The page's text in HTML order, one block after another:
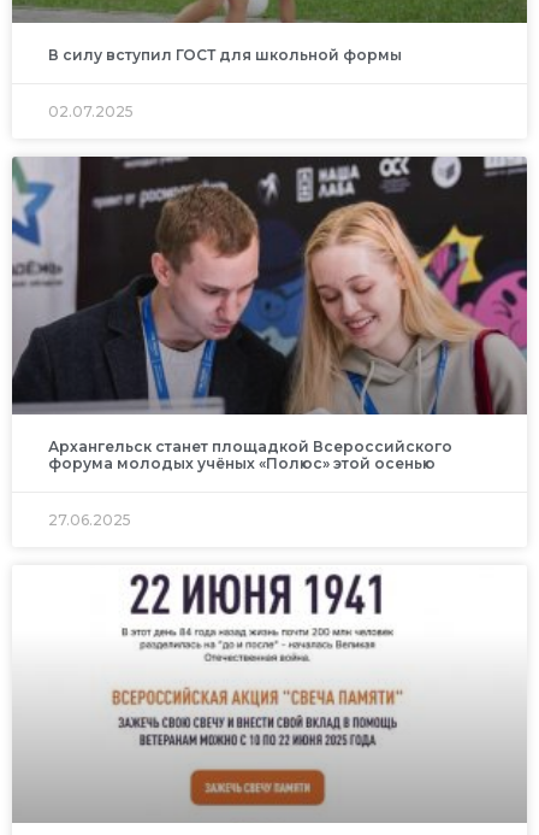
В силу вступил ГОСТ для школьной формы
02.07.2025
Архангельск станет площадкой Всероссийского
форума молодых учёных «Полюс» этой осенью
27.06.2025